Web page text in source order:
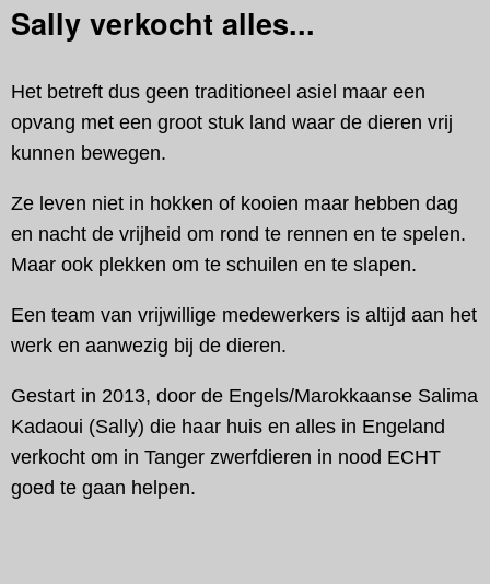
Sally verkocht alles...
Het betreft dus geen traditioneel asiel maar een
opvang met een groot stuk land waar de dieren vrij
kunnen bewegen.
Ze leven niet in hokken of kooien maar hebben dag
en nacht de vrijheid om rond te rennen en te spelen.
Maar ook plekken om te schuilen en te slapen.
Een team van vrijwillige medewerkers is altijd aan het
werk en aanwezig bij de dieren.
Gestart in 2013, door de Engels/Marokkaanse Salima
Kadaoui (Sally) die haar huis en alles in Engeland
verkocht om in Tanger zwerfdieren in nood ECHT
goed te gaan helpen.